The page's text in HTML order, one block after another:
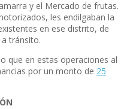
y el Mercado de frutas.
les endilgaban la
en ese distrito, de
tránsito.
que en estas operaciones al
por un monto de 25